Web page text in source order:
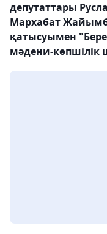
депутаттары
Мархабат
қатысуымен
мәдени-көпшілік